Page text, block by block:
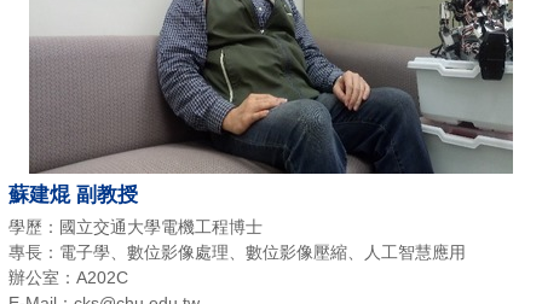
蘇建焜 副教授
學歷：國立交通大學電機工程博士
專長：電子學、數位影像處理、數位影像壓縮、人工智慧應用
辦公室：A202C